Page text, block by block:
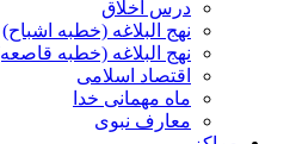
درس اخلاق
نهج البلاغه (خطبه اشباح)
نهج البلاغه (خطبه
اقتصاد اسلامی
ماه مهمانی خدا
معارف نبوی